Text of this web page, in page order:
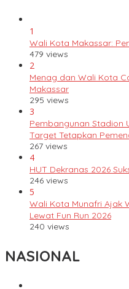
1
Wali Kota Makassar:
479 views
2
Menag dan Wali Kota
Makassar
295 views
3
Pembangunan Stadion
Target Tetapkan
267 views
4
HUT Dekranas 2026
246 views
5
Wali Kota Munafri Ajak
Lewat Fun Run 2026
240 views
NASIONAL